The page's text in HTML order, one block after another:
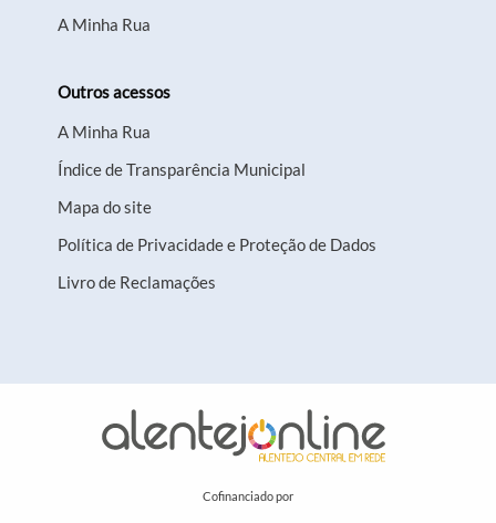
A Minha Rua
Outros acessos
A Minha Rua
Índice de Transparência Municipal
Mapa do site
Política de Privacidade e Proteção de Dados
Livro de Reclamações
Cofinanciado por